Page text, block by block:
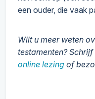
een ouder, die vaak
Wilt u meer weten
testamenten?
online lezing of